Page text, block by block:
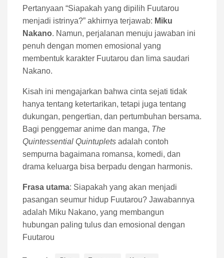
Pertanyaan “Siapakah yang dipilih Fuutarou
menjadi istrinya?” akhirnya terjawab: Miku
Nakano. Namun, perjalanan menuju jawaban ini
penuh dengan momen emosional yang
membentuk karakter Fuutarou dan lima saudari
Nakano.
Kisah ini mengajarkan bahwa cinta sejati tidak
hanya tentang ketertarikan, tetapi juga tentang
dukungan, pengertian, dan pertumbuhan bersama.
Bagi penggemar anime dan manga, The
Quintessential Quintuplets adalah contoh
sempurna bagaimana romansa, komedi, dan
drama keluarga bisa berpadu dengan harmonis.
Frasa utama: Siapakah yang akan menjadi
pasangan seumur hidup Fuutarou? Jawabannya
adalah Miku Nakano, yang membangun
hubungan paling tulus dan emosional dengan
Fuutarou